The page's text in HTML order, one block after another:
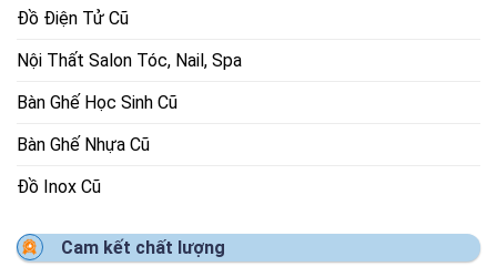
Đồ Điện Tử Cũ
Nội Thất Salon Tóc, Nail, Spa
Bàn Ghế Học Sinh Cũ
Bàn Ghế Nhựa Cũ
Đồ Inox Cũ
Cam kết chất lượng